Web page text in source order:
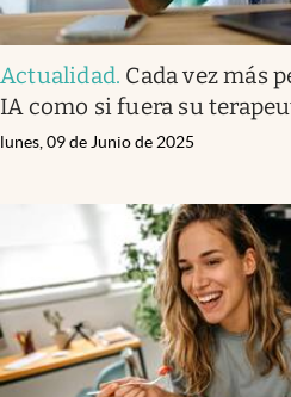
Actualidad. Cada vez más
IA como si fuera su
lunes, 09 de Junio de 2025